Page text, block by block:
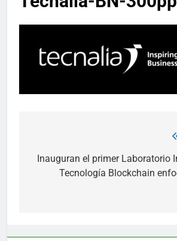
navigation
Inauguran el primer Laboratorio
Tecnología Blockchain